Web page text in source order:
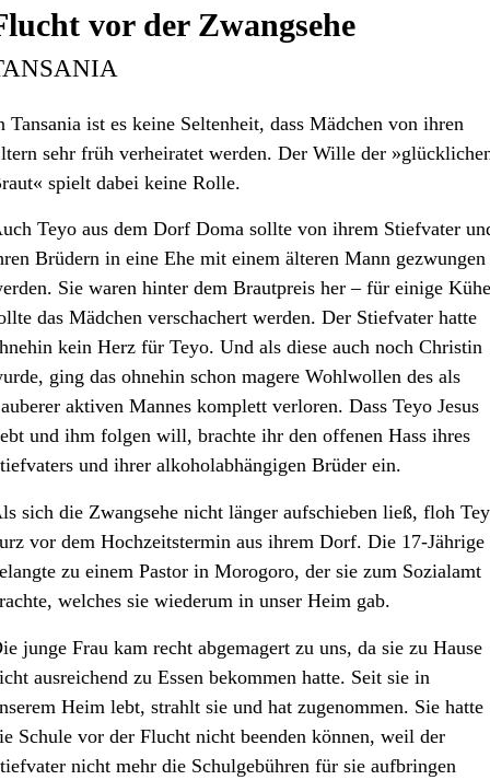
vor der Zwangsehe
Tansania ist es keine Seltenheit, dass Mädchen von ihren
sehr früh verheiratet werden. Der Wille der
spielt dabei keine Rolle.
Teyo aus dem Dorf Doma sollte von ihrem Stiefvater
Brüdern in eine Ehe mit einem älteren Mann gezwungen
Sie waren hinter dem Brautpreis her – für einige Kühe
das Mädchen verschachert werden. Der Stiefvater hatte
kein Herz für Teyo. Und als diese auch noch Christin
ging das ohnehin schon magere Wohlwollen des als
aktiven Mannes komplett verloren. Dass Teyo Jesus
und ihm folgen will, brachte ihr den offenen Hass ihres
und ihrer alkoholabhängigen Brüder ein.
sich die Zwangsehe nicht länger aufschieben ließ, floh
vor dem Hochzeitstermin aus ihrem Dorf. Die 17-Jährige
zu einem Pastor in Morogoro, der sie zum Sozialamt
welches sie wiederum in unser Heim gab.
junge Frau kam recht abgemagert zu uns, da sie zu Hause
ausreichend zu Essen bekommen hatte. Seit sie in
Heim lebt, strahlt sie und hat zugenommen. Sie hatte
Schule vor der Flucht nicht beenden können, weil der
nicht mehr die Schulgebühren für sie aufbringen